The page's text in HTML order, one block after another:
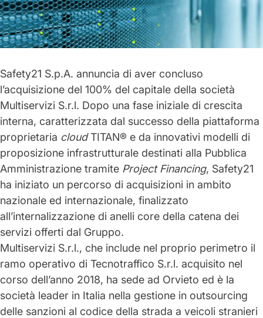
Safety21 S.p.A. annuncia di aver concluso
l’acquisizione del 100% del capitale della società
Multiservizi S.r.l. Dopo una fase iniziale di crescita
interna, caratterizzata dal successo della piattaforma
proprietaria cloudTITAN® e da innovativi modelli di
proposizione infrastrutturale destinati alla Pubblica
Amministrazione tramite Project Financing, Safety21
ha iniziato un percorso di acquisizioni in ambito
nazionale ed internazionale, finalizzato
all’internalizzazione di anelli core della catena dei
servizi offerti dal Gruppo.
Multiservizi S.r.l., che include nel proprio perimetro il
ramo operativo di Tecnotraffico S.r.l. acquisito nel
corso dell’anno 2018, ha sede ad Orvieto ed è la
società leader in Italia nella gestione in outsourcing
delle sanzioni al codice della strada a veicoli stranieri